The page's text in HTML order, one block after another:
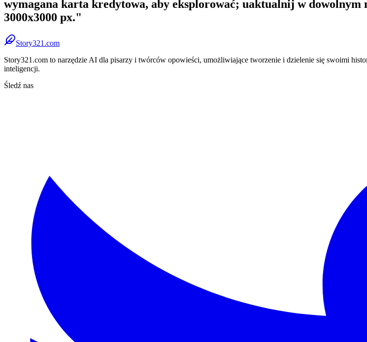
wymagana karta kredytowa, aby eksplorować; uaktualnij w dowolnym
3000x3000 px."
Story321.com
Story321.com to narzędzie AI dla pisarzy i twórców opowieści, umożliwiające tworzenie i dzielenie się swoimi
inteligencji.
Śledź nas